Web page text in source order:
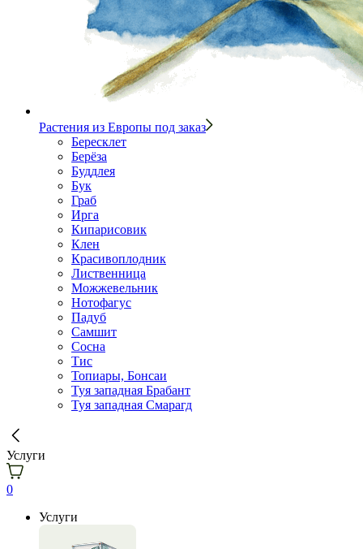
Растения из Европы под заказ
Бересклет
Берёза
Буддлея
Бук
Граб
Ирга
Кипарисовик
Клен
Красивоплодник
Лиственница
Можжевельник
Нотофагус
Падуб
Самшит
Сосна
Тис
Топиары, Бонсаи
Туя западная Брабант
Туя западная Смарагд
Услуги
0
Услуги